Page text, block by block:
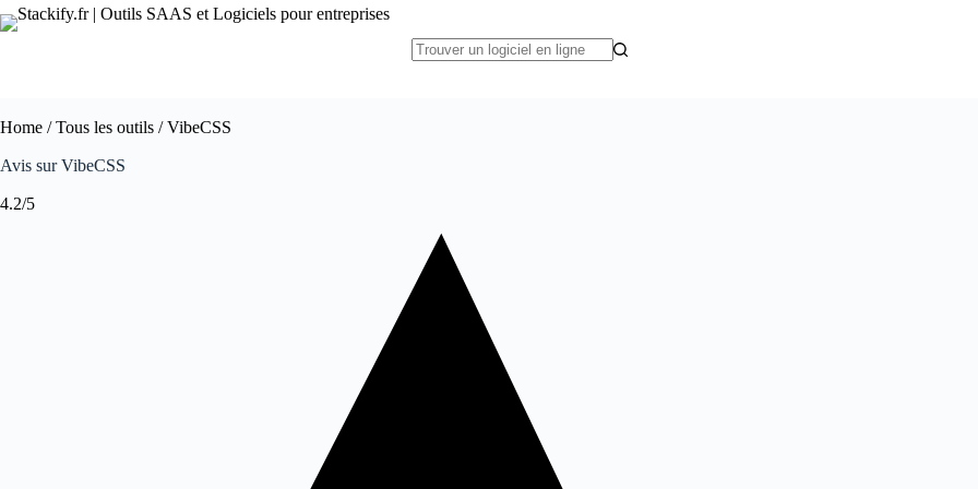
Home /Tous les outils / VibeCSS
Avis sur VibeCSS
4.2/5